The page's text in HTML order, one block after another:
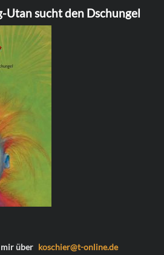
Utan sucht den Dschungel
über koschier@t-online.de